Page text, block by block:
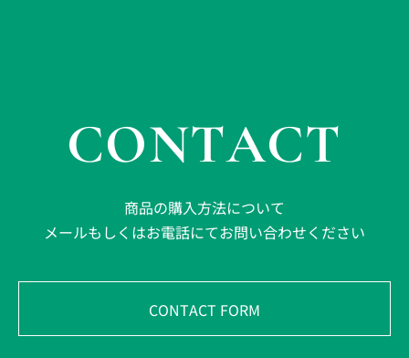
CONTACT
商品の購入方法について
メールもしくはお電話にてお問い合わせください
CONTACT FORM